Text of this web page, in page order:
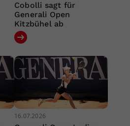
Cobolli sagt für
Generali Open
Kitzbühel ab
16.07.2026